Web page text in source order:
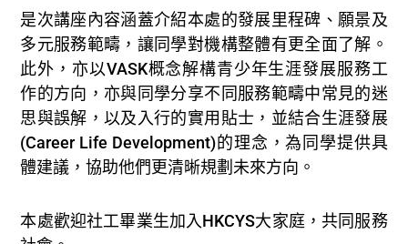
是次講座內容涵蓋介紹本處的發展里程碑、願景及
多元服務範疇，讓同學對機構整體有更全面了解。
此外，亦以VASK概念解構青少年生涯發展服務工
作的方向，亦與同學分享不同服務範疇中常見的迷
思與誤解，以及入行的實用貼士，並結合生涯發展
(Career Life Development)的理念，為同學提供具
體建議，協助他們更清晰規劃未來方向。
本處歡迎社工畢業生加入HKCYS大家庭，共同服務